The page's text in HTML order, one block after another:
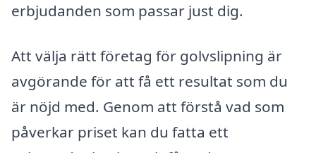
erbjudanden som passar just dig.
Att välja rätt företag för golvslipning är
avgörande för att få ett resultat som du
är nöjd med. Genom att förstå vad som
påverkar priset kan du fatta ett